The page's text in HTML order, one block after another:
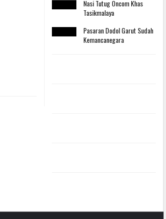
Nasi Tutug Oncom Khas
Tasikmalaya
Pasaran Dodol Garut Sudah
Kemancanegara